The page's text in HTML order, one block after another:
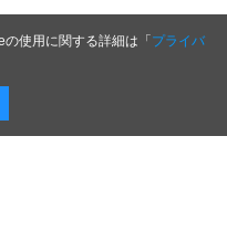
使用に関する詳細は「プライバ